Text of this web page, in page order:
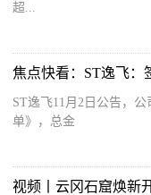
超...
焦点快看：ST逸飞：
ST逸飞11月2日公告，
单》，总金
视频丨云冈石窟焕新